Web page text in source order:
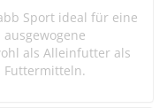
Sport ideal für eine
als Alleinfutter als
Futtermitteln.